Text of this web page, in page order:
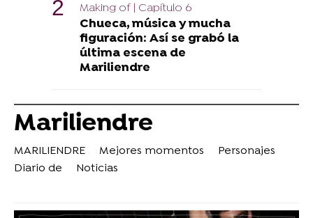
Making of | Capítulo 6
Chueca, música y mucha
figuración: Así se grabó la
última escena de
Mariliendre
Mariliendre
MARILIENDRE Mejores momentos
Personajes
Diario de
Noticias